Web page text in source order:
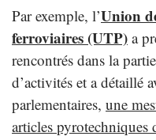
Par exemple, l’Union
ferroviaires (UTP) a
rencontrés dans la
d’activités et a détaillé
parlementaires, une
articles pyrotechniques